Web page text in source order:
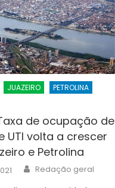
JUAZEIRO
PETROLINA
de ocupação de
UTI volta a crescer
e Petrolina
Author
Redação geral